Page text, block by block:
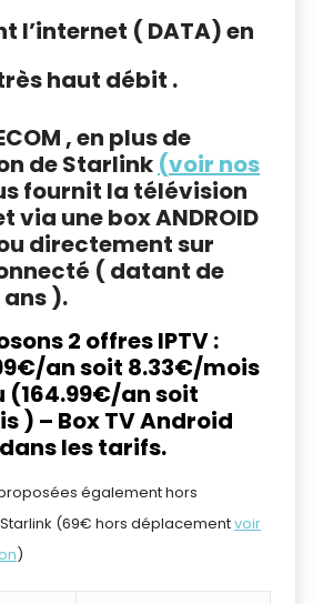
l’internet ( DATA) en
haut débit .
, en plus de
de Starlink (voir nos
fournit la télévision
via une box ANDROID
directement sur
( datant de
).
2 offres IPTV :
an soit 8.33€/mois
(164.99€/an soit
) – Box TV Android
les tarifs.
également hors
(69€ hors déplacementvoir
)